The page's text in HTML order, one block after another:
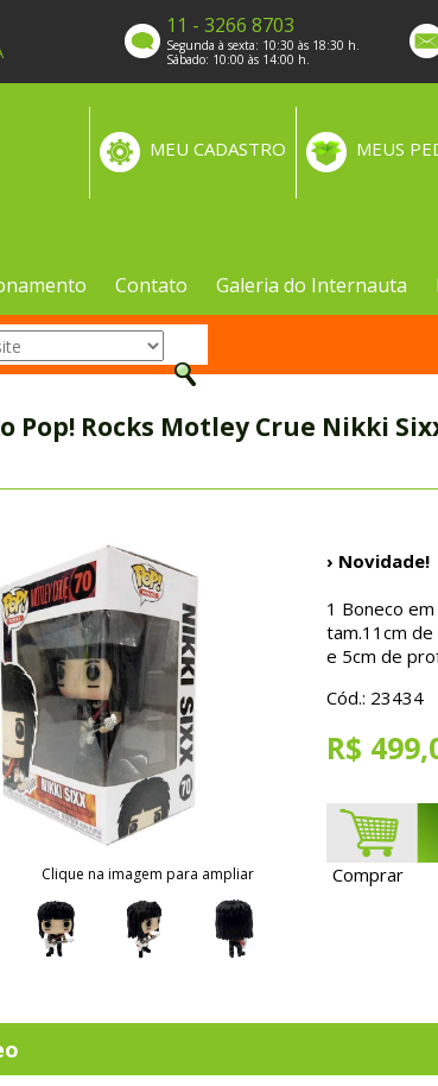
11 - 3266 8703
Segunda à sexta: 10:30 às 18:30 h.
Sábado: 10:00 às 14:00 h.
MEUS
MEU CADASTRO
Contato Galeria do Internauta
Pop! Rocks Motley Crue Nikki
Clique na imagem para ampliar
› Novidade!
1 Boneco em
tam.11cm
e 5cm de
Cód.: 23434
R$
Comprar